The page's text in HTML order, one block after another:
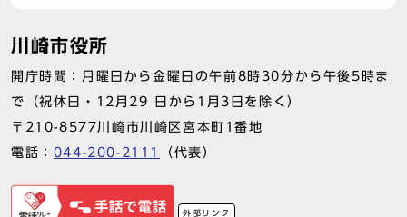
川崎市役所
開庁時間：月曜日から金曜日の午前8時30分から午後5時ま
で（祝休日・12月29 日から1月3日を除く）
〒210-8577川崎市川崎区宮本町1番地
電話： 044-200-2111 （代表）
外部リンク